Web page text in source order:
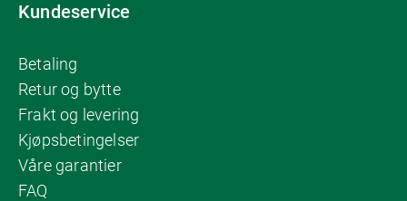
Kundeservice
Betaling
Retur og bytte
Frakt og levering
Kjøpsbetingelser
Våre garantier
FAQ